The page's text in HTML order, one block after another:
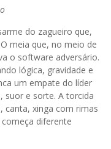
do zagueiro que,
meia que, no meio de
o software adversário.
lógica, gravidade e
um empate do líder
suor e sorte. A torcida
canta, xinga com rimas
diferente